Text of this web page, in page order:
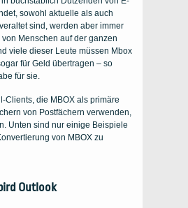
sowohl aktuelle als auch
sind, werden aber immer
Menschen auf der ganzen
viele dieser Leute müssen Mbox
für Geld übertragen – so
für sie.
Clients, die MBOX als primäre
von Postfächern verwenden,
Unten sind nur einige Beispiele
von MBOX zu
Outlook